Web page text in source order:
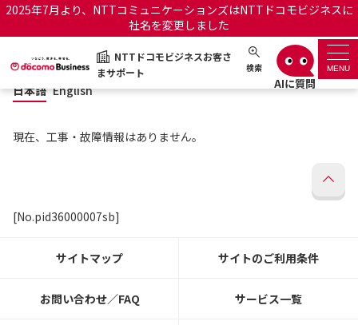
2025年7月より、NTTコミュニケーションズはNTTドコモビジネスに
社名を変更しました
NTTドコモビジネスお客さ
まサポート
検索 MENU
NTTドコモビジネスお客さまサポート 日本語 English
サポートトップ
サービス名から探す
日本語 English
現在、工事・故障情報はありません。
[No.pid36000007sb]
サイトマップ サイトのご利用条件
お問い合わせ／FAQ サービス一覧